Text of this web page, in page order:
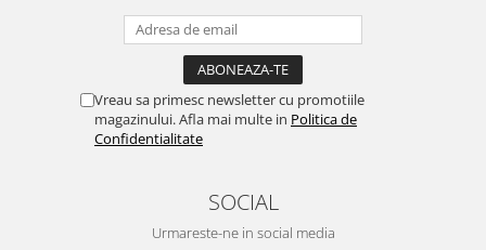
Vreau sa primesc newsletter cu promotiile
magazinului. Afla mai multe in Politica de
Confidentialitate
SOCIAL
Urmareste-ne in social media